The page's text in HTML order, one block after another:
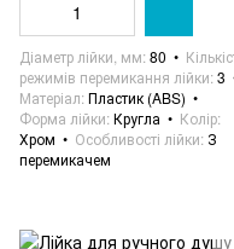
Діаметр лійки, мм 80
режимів перемикання лійки 3
Матеріал Пластик (ABS)
Форма лійки Кругла
Колір
Хром
Особливості лійки З
перемикачем